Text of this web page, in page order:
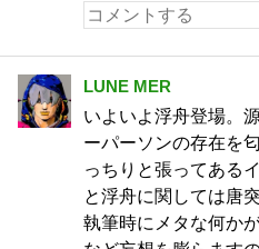
LUNE MER
いよいよ浮舟登場。
ーパーソンの存在を
っちりと張ってある
と浮舟に関しては唐
執筆時にメタな何か